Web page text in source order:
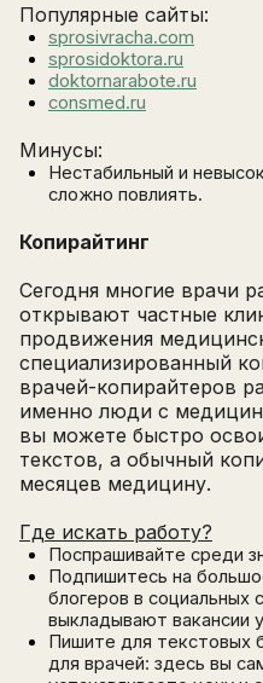
Популярные сайты:
sprosivracha.com
sprosidoktora.ru
doktornarabote.ru
consmed.ru
Минусы:
Нестабильный и
сложно повлиять.
Копирайтинг
Сегодня многие врачи
открывают частные
продвижения
специализированный
врачей-копирайтеров
именно люди с
вы можете быстро
текстов, а обычный
месяцев медицину.
Где искать работу?
Поспрашивайте среди
Подпишитесь на
блогеров в социальных
выкладывают вакансии
Пишите для текстовых
для врачей: здесь вы